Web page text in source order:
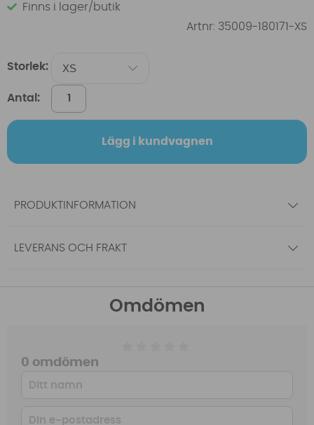
Finns i lager/butik
Artnr: 35009-180171-XS
Storlek:
Antal:
Lägg i kundvagnen
PRODUKTINFORMATION
LEVERANS OCH FRAKT
Omdömen
0 omdömen